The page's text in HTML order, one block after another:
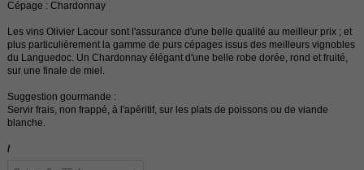
Cépage : Chardonnay
Les vins Olivier Lacour sont l'assurance d'une belle qualité au meilleur prix ; et
plus particulièrement la gamme de purs cépages issus des meilleurs vignobles
du Languedoc. Un Chardonnay élégant d'une belle robe dorée, rond et fruité,
sur une finale de miel.
Suggestion gourmande :
Servir frais, non frappé, à l'apéritif, sur les plats de poissons ou de viande
blanche.
/